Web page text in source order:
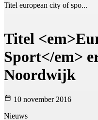
Titel european city of spo...
Titel
Sport</em>
Noordwijk
10 november 2016
Nieuws